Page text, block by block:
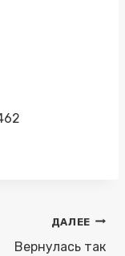
ДАЛЕЕ
Вернулась так